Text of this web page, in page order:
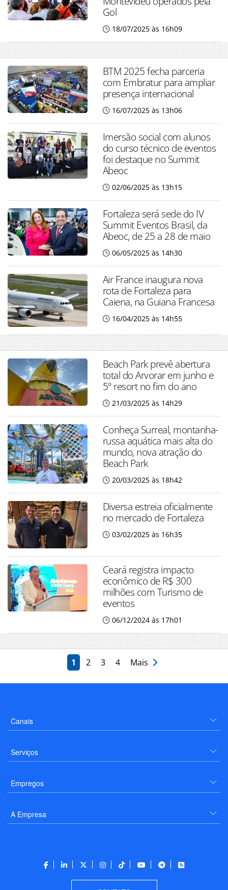
Gol
18/07/2025 às 16h09
BTM 2025 fecha parceria
com Embratur para ampliar
presença internacional
16/07/2025 às 13h06
Imersão social com alunos
do curso técnico de eventos
foi destaque no Summit
Abeoc
02/06/2025 às 13h15
Fortaleza será sede do IV
Summit Eventos Brasil, da
Abeoc, de 25 a 28 de maio
06/05/2025 às 14h30
Air France inaugura nova
rota de Fortaleza para
Caiena, na Guiana Francesa
16/04/2025 às 14h55
Beach Park prevê abertura
total do Arvorar em junho e
5º resort no fim do ano
21/03/2025 às 14h29
Conheça Surreal, montanha-
russa aquática mais alta do
mundo, nova atração do
Beach Park
20/03/2025 às 18h42
Diversa estreia oficialmente
no mercado de Fortaleza
03/02/2025 às 16h35
Ceará registra impacto
econômico de R$ 300
milhões com Turismo de
eventos
06/12/2024 às 17h01
1 2 3 4 Mais
Canais
Serviços
Empregos
A Empresa